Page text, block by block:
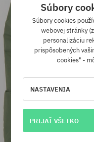
Súbory
Súbory cookies
webovej stránky
personalizáciu
prispôsobených
cookies" -
NASTAVENIA
PRIJAŤ VŠETKO